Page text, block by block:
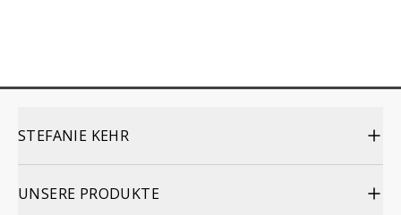
STEFANIE KEHR
UNSERE PRODUKTE